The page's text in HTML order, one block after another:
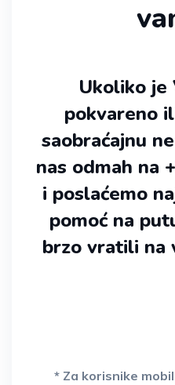
Ukoliko je
pokvareno
saobraćajnu
nas odmah na
i poslaćemo
pomoć na
brzo vratili na
* Za korisnike